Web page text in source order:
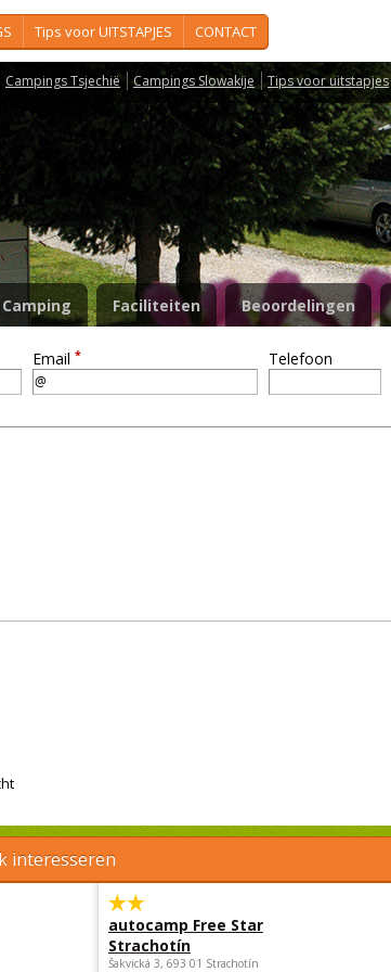
Tips voor UITSTAPJES CONTACT
Campings Tsjechië Campings Slowakije Tips voor uitstapjes
Camping Faciliteiten Beoordelingen
Email * Telefoon
interesseren
autocamp Free Star
Strachotín
Šakvická 3, 693 01 Strachotín